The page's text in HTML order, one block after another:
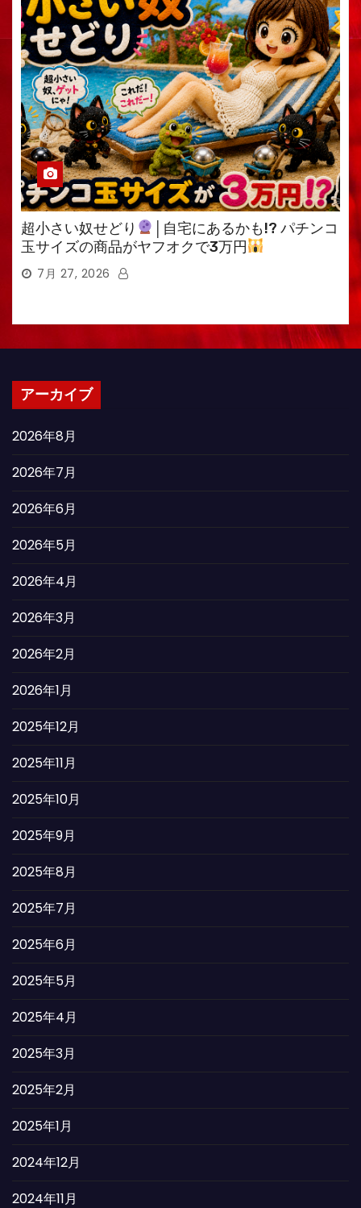
超小さい奴せどり
│自宅にあるかも!? パチンコ
玉サイズの商品がヤフオクで3万円
7月 27, 2026
アーカイブ
2026年8月
2026年7月
2026年6月
2026年5月
2026年4月
2026年3月
2026年2月
2026年1月
2025年12月
2025年11月
2025年10月
2025年9月
2025年8月
2025年7月
2025年6月
2025年5月
2025年4月
2025年3月
2025年2月
2025年1月
2024年12月
2024年11月